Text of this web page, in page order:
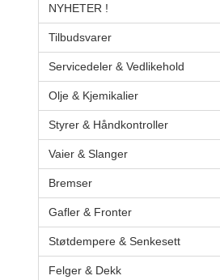
NYHETER !
Tilbudsvarer
Servicedeler & Vedlikehold
Olje & Kjemikalier
Styrer & Håndkontroller
Vaier & Slanger
Bremser
Gafler & Fronter
Støtdempere & Senkesett
Felger & Dekk